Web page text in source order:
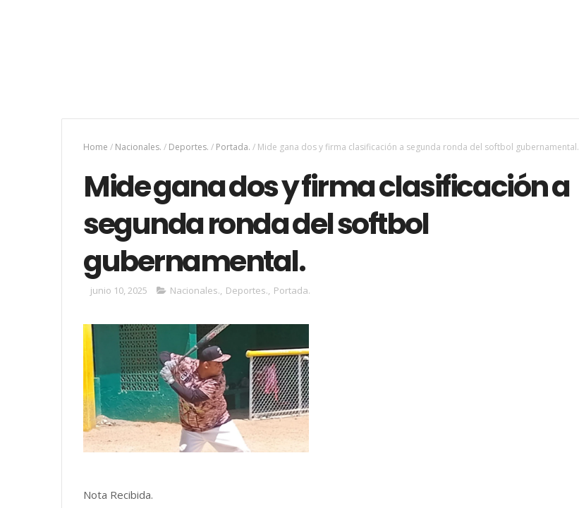
Home / Nacionales. / Deportes. / Portada. / Mide gana dos y firma clasificación a segunda ronda del softbol gubernamental.
Mide gana dos y firma clasificación a
segunda ronda del softbol
gubernamental.
junio 10, 2025 Nacionales., Deportes., Portada.
Nota Recibida.